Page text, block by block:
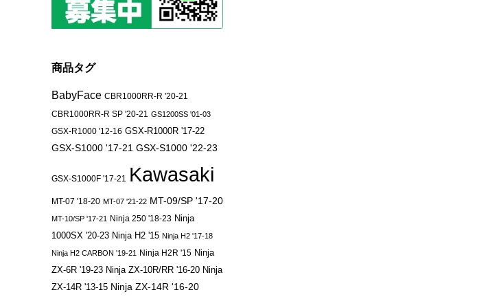
商品タグ
BabyFace CBR1000RR-R '20-21
CBR1000RR-R SP '20-21
GS1200SS '01-03
GSX-R1000 '12-16 GSX-R1000R '17-22
GSX-S1000 '17-21 GSX-S1000 '22-23
GSX-S1000F '17-21 Kawasaki
MT-07 '18-20 MT-07 '21-22 MT-09/SP '17-20
MT-10/SP '17-21 Ninja 250 '18-23 Ninja
1000SX '20-23 Ninja H2 '15 Ninja H2 '17-18
Ninja H2 CARBON '19-21 Ninja H2R '15 Ninja
ZX-6R '19-23 Ninja ZX-10R/RR '16-20 Ninja
ZX-14R '13-15 Ninja ZX-14R '16-20